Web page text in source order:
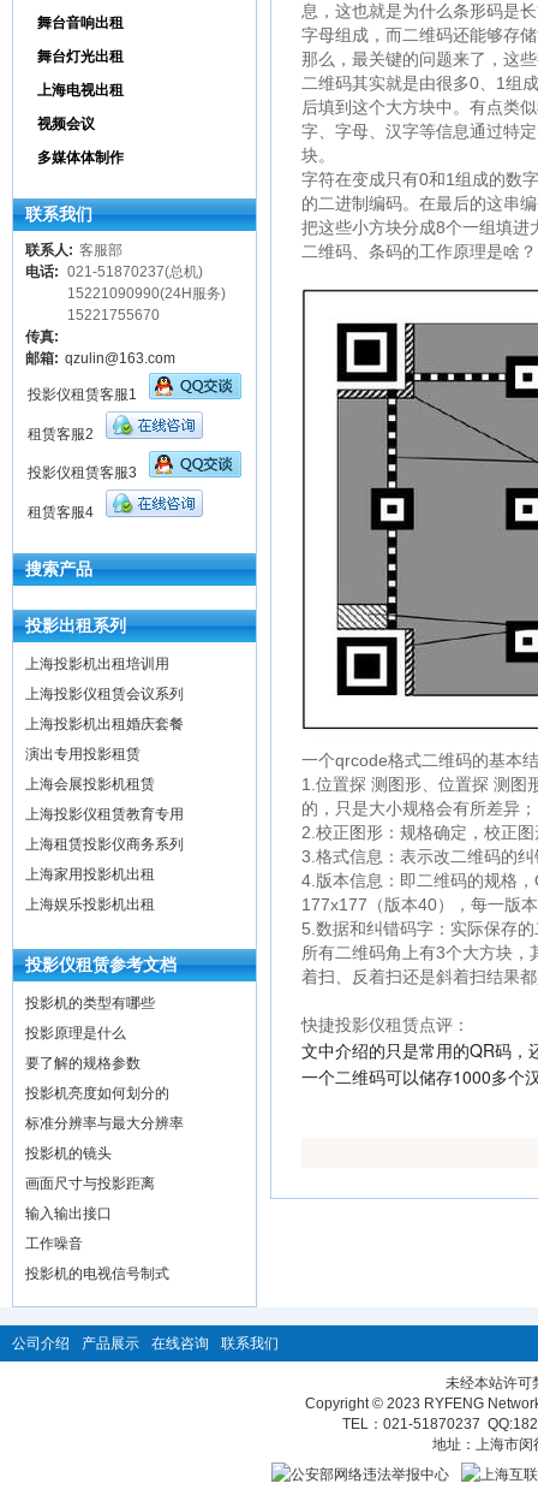
息，这也就是为什么条形码是
字母组成，而二维码还能够存
那么，最关键的问题来了，这
二维码其实就是由很多0、1组
后填到这个大方块中。有点类
字、字母、汉字等信息通过特
块。
字符在变成只有0和1组成的数
的二进制编码。在最后的这串
把这些小方块分成8个一组填进
二维码、条码的工作原理是啥？
一个qrcode格式二维码的基本
1.位置探 测图形、位置探 测图
的，只是大小规格会有所差异；
2.校正图形：规格确定，校正
3.格式信息：表示改二维码的
4.版本信息：即二维码的规格
177x177（版本40），每一版
5.数据和纠错码字：实际保存
所有二维码角上有3个大方块
着扫、反着扫还是斜着扫结果
快捷投影仪租赁点评：
文中介绍的只是常用的QR码，
一个二维码可以储存1000多个
舞台音响出租
舞台灯光出租
上海电视出租
视频会议
多媒体体制作
联系我们
联系人: 客服部
电话: 021-51870237(总机)
15221090990(24H服务)
15221755670
传真:
邮箱: qzulin@163.com
投影仪租赁客服1
租赁客服2
投影仪租赁客服3
租赁客服4
搜索产品
投影出租系列
上海投影机出租培训用
上海投影仪租赁会议系列
上海投影机出租婚庆套餐
演出专用投影租赁
上海会展投影机租赁
上海投影仪租赁教育专用
上海租赁投影仪商务系列
上海家用投影机出租
上海娱乐投影机出租
投影仪租赁参考文档
投影机的类型有哪些
投影原理是什么
要了解的规格参数
投影机亮度如何划分的
标准分辨率与最大分辨率
投影机的镜头
画面尺寸与投影距离
输入输出接口
工作噪音
投影机的电视信号制式
公司介绍 产品展示 在线咨询 联系我们
未经本站许
Copyright © 2023 RYFENG
TEL：021-51870237 QQ:
地址：上海市